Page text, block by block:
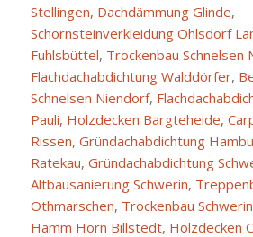
Stellingen, Dachdämmung Glinde,
Schornsteinverkleidung Ohlsdorf
Fuhlsbüttel, Trockenbau Schnelsen
Flachdachabdichtung Walddörfer,
Schnelsen Niendorf,
Pauli, Holzdecken Bargteheide,
Rissen, Gründachabdichtung
Ratekau, Gründachabdichtung
Altbausanierung Schwerin,
Othmarschen, Trockenbau Schwerin
Hamm Horn Billstedt, Holzdecken